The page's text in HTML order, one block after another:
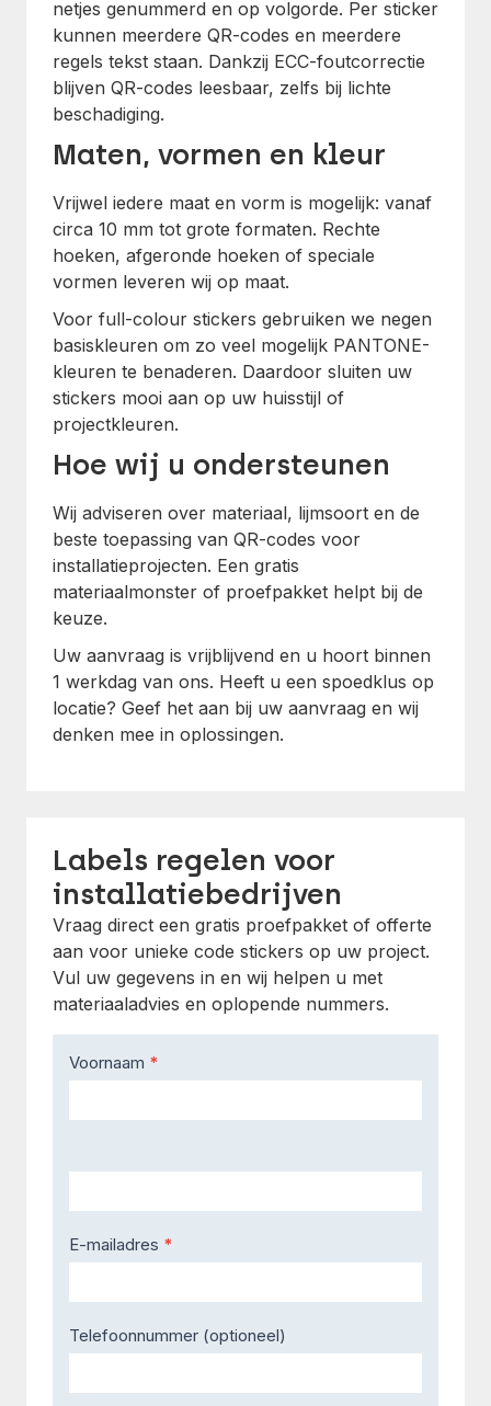
netjes genummerd en op volgorde. Per sticker
kunnen meerdere QR-codes en meerdere
regels tekst staan. Dankzij ECC-foutcorrectie
blijven QR-codes leesbaar, zelfs bij lichte
beschadiging.
Maten, vormen en kleur
Vrijwel iedere maat en vorm is mogelijk: vanaf
circa 10 mm tot grote formaten. Rechte
hoeken, afgeronde hoeken of speciale
vormen leveren wij op maat.
Voor full-colour stickers gebruiken we negen
basiskleuren om zo veel mogelijk PANTONE-
kleuren te benaderen. Daardoor sluiten uw
stickers mooi aan op uw huisstijl of
projectkleuren.
Hoe wij u ondersteunen
Wij adviseren over materiaal, lijmsoort en de
beste toepassing van QR-codes voor
installatieprojecten. Een gratis
materiaalmonster of proefpakket helpt bij de
keuze.
Uw aanvraag is vrijblijvend en u hoort binnen
1 werkdag van ons. Heeft u een spoedklus op
locatie? Geef het aan bij uw aanvraag en wij
denken mee in oplossingen.
Labels regelen voor
installatiebedrijven
Vraag direct een gratis proefpakket of offerte
aan voor unieke code stickers op uw project.
Vul uw gegevens in en wij helpen u met
materiaaladvies en oplopende nummers.
Contact
Us
Voornaam *
E-mailadres *
Telefoonnummer (optioneel)